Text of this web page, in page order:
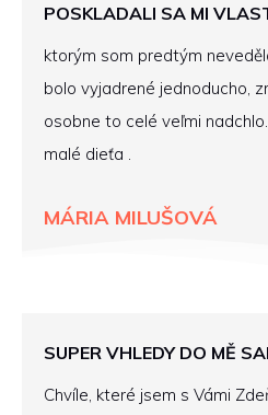
POSKLADALI SA MI
ktorým som predtým
bolo vyjadrené jednoducho,
osobne to celé veľmi
malé dieťa .
MÁRIA MILUŠOVÁ
SUPER VHLEDY DO MĚ
Chvíle, které jsem s Vámi